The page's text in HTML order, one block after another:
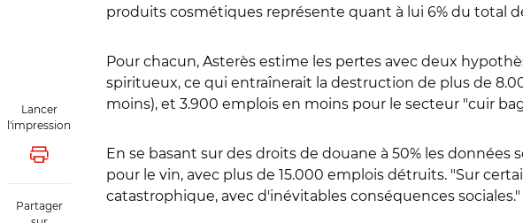
Lancer
l'impression
Lancer l'impression
Partager
produits cosmétiques représente quant à lui 6% du total
Pour chacun, Asterès estime les pertes avec deux
spiritueux, ce qui entraînerait la destruction de plus de
moins), et 3.900 emplois en moins pour le secteur "cuir
En se basant sur des droits de douane à 50% les
pour le vin, avec plus de 15.000 emplois détruits. "Sur
catastrophique, avec d'inévitables conséquences sociales."